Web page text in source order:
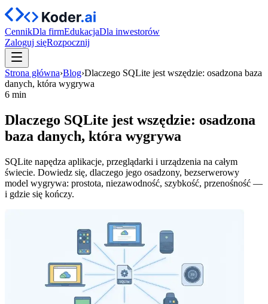
CennikDla firmEdukacjaDla inwestorów
Zaloguj sięRozpocznij
Strona główna›Blog›Dlaczego SQLite jest wszędzie: osadzona baza
danych, która wygrywa
6 min
Dlaczego SQLite jest wszędzie: osadzona
baza danych, która wygrywa
SQLite napędza aplikacje, przeglądarki i urządzenia na całym
świecie. Dowiedz się, dlaczego jego osadzony, bezserwerowy
model wygrywa: prostota, niezawodność, szybkość, przenośność —
i gdzie się kończy.